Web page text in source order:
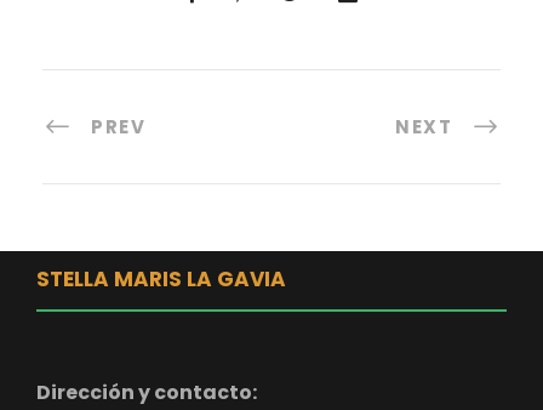
PREV NEXT
STELLA MARIS LA GAVIA
Dirección y contacto: